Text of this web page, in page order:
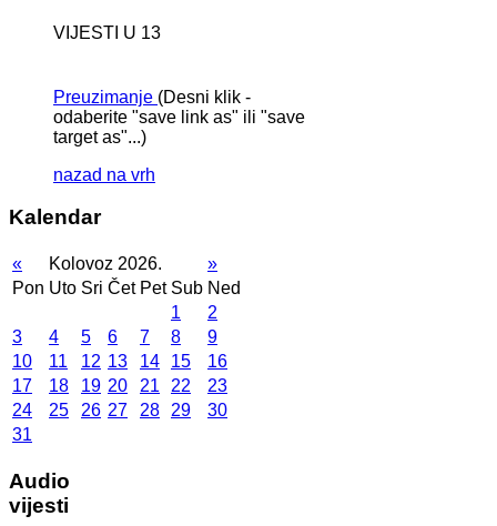
VIJESTI U 13
Preuzimanje (Desni klik -
odaberite "save link as" ili "save
target as"...)
nazad na vrh
Kalendar
« Kolovoz 2026.
»
Pon Uto Sri Čet Pet Sub Ned
1
2
3
4 5 6 7 8
9
10
11 12 13 14 15
16
17
18 19 20 21 22
23
24
25 26 27 28 29
30
31
Audio
vijesti